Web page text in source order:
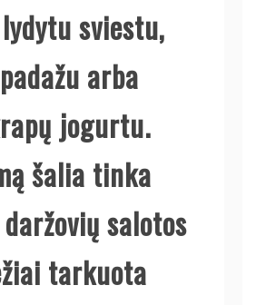
sviestu,
arba
jogurtu.
šalia tinka
salotos
tarkuota